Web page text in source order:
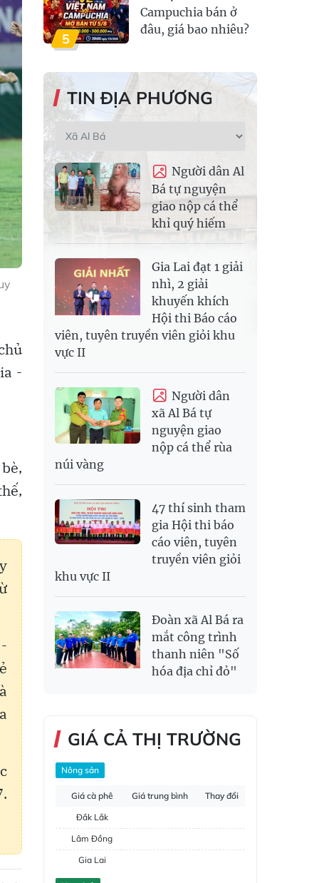
-
5
Campuchia bán ở
đâu, giá bao nhiêu?
TIN ĐỊA PHƯƠNG
Người dân Al
Bá tự nguyện
giao nộp cá thể
khỉ quý hiếm
Gia Lai đạt 1 giải
nhì, 2 giải
khuyến khích
Hội thi Báo cáo
viên, tuyên truyền viên giỏi khu
vực II
Người dân
xã Al Bá tự
nguyện giao
nộp cá thể rùa
núi vàng
47 thí sinh tham
gia Hội thi báo
cáo viên, tuyên
truyền viên giỏi
khu vực II
Đoàn xã Al Bá ra
mắt công trình
thanh niên "Số
hóa địa chỉ đỏ"
GIÁ CẢ THỊ TRƯỜNG
Nông sản
Giá cà phê Giá trung bình
Thay đổi
Đắk Lắk
Lâm Đồng
Gia Lai